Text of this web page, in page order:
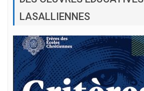
LASALLIENNES